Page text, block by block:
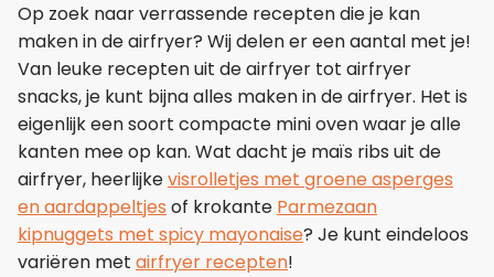
Op zoek naar verrassende recepten die je kan
maken in de airfryer? Wij delen er een aantal met je!
Van leuke recepten uit de airfryer tot airfryer
snacks, je kunt bijna alles maken in de airfryer. Het is
eigenlijk een soort compacte mini oven waar je alle
kanten mee op kan. Wat dacht je maïs ribs uit de
airfryer, heerlijkevisrolletjes met groene asperges
en aardappeltjes of krokante Parmezaan
kipnuggets met spicy mayonaise? Je kunt eindeloos
variëren met airfryer recepten!